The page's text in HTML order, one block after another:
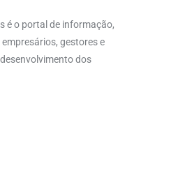
é o portal de informação,
gestores e
dos